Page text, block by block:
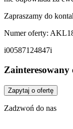
Zapraszamy do
Numer oferty:
i00587124847i
Zainteresowany
Zapytaj o ofertę
Zadzwoń do nas